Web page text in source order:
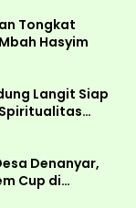
Tongkat
Hasyim
Langit Siap
Denanyar,
Cup di
Cetak Bibit